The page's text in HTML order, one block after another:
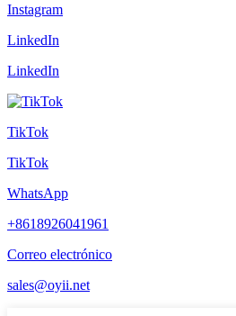
Instagram
LinkedIn
LinkedIn
TikTok
TikTok
WhatsApp
+8618926041961
Correo electrónico
sales@oyii.net